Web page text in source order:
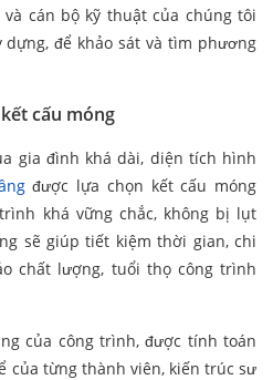
cán bộ kỹ thuật của chúng tôi
để khảo sát và tìm phương
cấu móng
gia đình khá dài, diện tích hình
được lựa chọn kết cấu móng
khá vững chắc, không bị lụt
sẽ giúp tiết kiệm thời gian, chi
chất lượng, tuổi thọ công trình
của công trình, được tính toán
của từng thành viên, kiến trúc sư